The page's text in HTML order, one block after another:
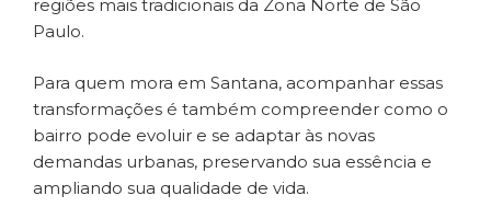
regiões mais tradicionais da Zona Norte de São
Paulo.
Para quem mora em Santana, acompanhar essas
transformações é também compreender como o
bairro pode evoluir e se adaptar às novas
demandas urbanas, preservando sua essência e
ampliando sua qualidade de vida.